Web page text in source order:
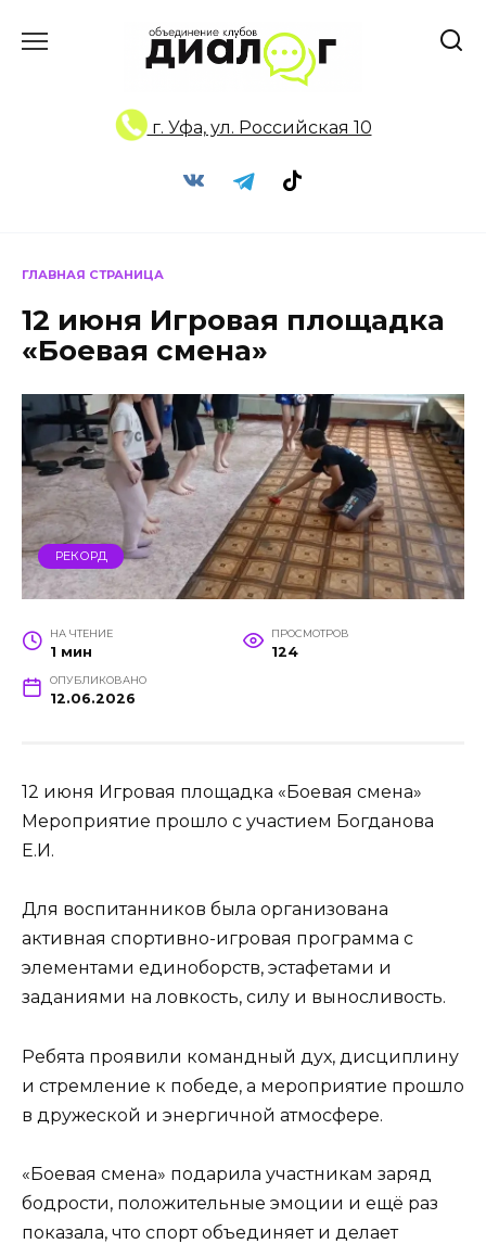
г. Уфа, ул. Российская 10
ГЛАВНАЯ СТРАНИЦА
12 июня Игровая площадка
«Боевая смена»
РЕКОРД
НА ЧТЕНИЕ
1 мин
ПРОСМОТРОВ
124
ОПУБЛИКОВАНО
12.06.2026
12 июня Игровая площадка «Боевая смена»
Мероприятие прошло с участием Богданова
Е.И.
Для воспитанников была организована
активная спортивно-игровая программа с
элементами единоборств, эстафетами и
заданиями на ловкость, силу и выносливость.
Ребята проявили командный дух, дисциплину
и стремление к победе, а мероприятие прошло
в дружеской и энергичной атмосфере.
«Боевая смена» подарила участникам заряд
бодрости, положительные эмоции и ещё раз
показала, что спорт объединяет и делает